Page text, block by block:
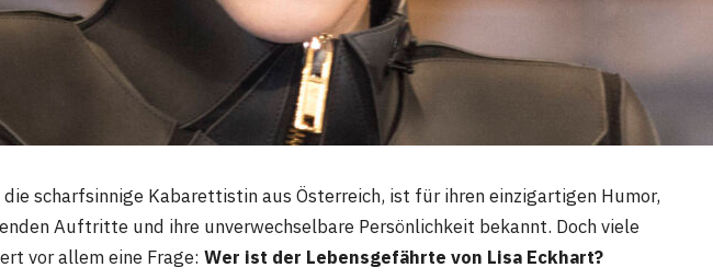
die scharfsinnige Kabarettistin aus Österreich, ist für ihren einzigartigen Humor,
Auftritte und ihre unverwechselbare Persönlichkeit bekannt. Doch viele
vor allem eine Frage: Wer ist der Lebensgefährte von Lisa Eckhart?